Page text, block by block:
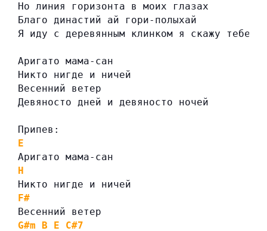
Но линия горизонта в моих глазах
Благо династий ай гори-полыхай
Я иду с деревянным клинком я скажу тебе:
Аригато мама-сан
Никто нигде и ничей
Весенний ветер
Девяносто дней и девяносто ночей
Припев:
E
Аригато мама-сан
H
Никто нигде и ничей
F#
Весенний ветер
G#m
B E
C#7